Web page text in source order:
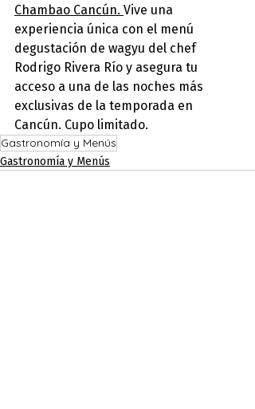
Chambao Cancún. Vive una
experiencia única con el menú
degustación de wagyu del chef
Rodrigo Rivera Río y asegura tu
acceso a una de las noches más
exclusivas de la temporada en
Cancún. Cupo limitado.
Gastronomía y Menús
Gastronomía y Menús